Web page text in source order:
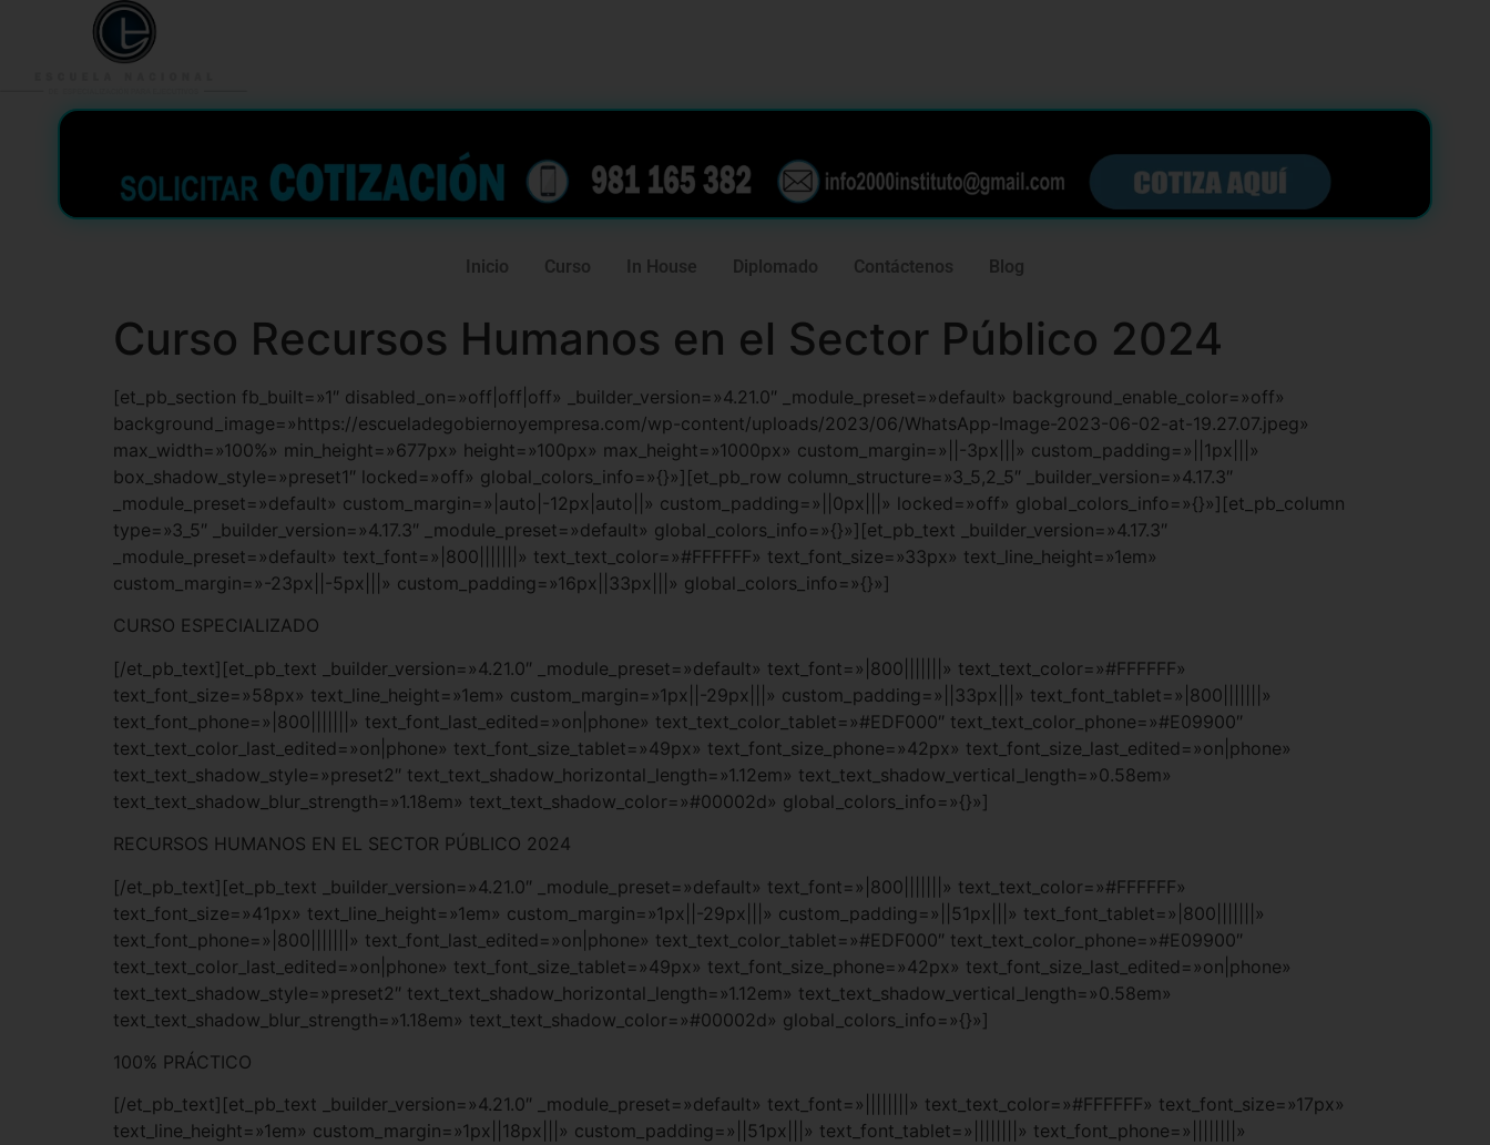
Inicio Curso In House Diplomado Contáctenos Blog
Curso Recursos Humanos en el Sector Público 2024
[et_pb_section fb_built=»1″ disabled_on=»off|off|off» _builder_version=»4.21.0″ _module_preset=»default» background_enable_color=»off»
background_image=»https://escueladegobiernoyempresa.com/wp-content/uploads/2023/06/WhatsApp-Image-2023-06-02-at-19.27.07.jpeg»
max_width=»100%» min_height=»677px» height=»100px» max_height=»1000px» custom_margin=»||-3px|||» custom_padding=»||1px|||»
box_shadow_style=»preset1″ locked=»off» global_colors_info=»{}»][et_pb_row column_structure=»3_5,2_5″ _builder_version=»4.17.3″
_module_preset=»default» custom_margin=»|auto|-12px|auto||» custom_padding=»||0px|||» locked=»off» global_colors_info=»{}»][et_pb_column
type=»3_5″ _builder_version=»4.17.3″ _module_preset=»default» global_colors_info=»{}»][et_pb_text _builder_version=»4.17.3″
_module_preset=»default» text_font=»|800|||||||» text_text_color=»#FFFFFF» text_font_size=»33px» text_line_height=»1em»
custom_margin=»-23px||-5px|||» custom_padding=»16px||33px|||» global_colors_info=»{}»]
CURSO ESPECIALIZADO
[/et_pb_text][et_pb_text _builder_version=»4.21.0″ _module_preset=»default» text_font=»|800|||||||» text_text_color=»#FFFFFF»
text_font_size=»58px» text_line_height=»1em» custom_margin=»1px||-29px|||» custom_padding=»||33px|||» text_font_tablet=»|800|||||||»
text_font_phone=»|800|||||||» text_font_last_edited=»on|phone» text_text_color_tablet=»#EDF000″ text_text_color_phone=»#E09900″
text_text_color_last_edited=»on|phone» text_font_size_tablet=»49px» text_font_size_phone=»42px» text_font_size_last_edited=»on|phone»
text_text_shadow_style=»preset2″ text_text_shadow_horizontal_length=»1.12em» text_text_shadow_vertical_length=»0.58em»
text_text_shadow_blur_strength=»1.18em» text_text_shadow_color=»#00002d» global_colors_info=»{}»]
RECURSOS HUMANOS EN EL SECTOR PÚBLICO 2024
[/et_pb_text][et_pb_text _builder_version=»4.21.0″ _module_preset=»default» text_font=»|800|||||||» text_text_color=»#FFFFFF»
text_font_size=»41px» text_line_height=»1em» custom_margin=»1px||-29px|||» custom_padding=»||51px|||» text_font_tablet=»|800|||||||»
text_font_phone=»|800|||||||» text_font_last_edited=»on|phone» text_text_color_tablet=»#EDF000″ text_text_color_phone=»#E09900″
text_text_color_last_edited=»on|phone» text_font_size_tablet=»49px» text_font_size_phone=»42px» text_font_size_last_edited=»on|phone»
text_text_shadow_style=»preset2″ text_text_shadow_horizontal_length=»1.12em» text_text_shadow_vertical_length=»0.58em»
text_text_shadow_blur_strength=»1.18em» text_text_shadow_color=»#00002d» global_colors_info=»{}»]
100% PRÁCTICO
[/et_pb_text][et_pb_text _builder_version=»4.21.0″ _module_preset=»default» text_font=»||||||||» text_text_color=»#FFFFFF» text_font_size=»17px»
text_line_height=»1em» custom_margin=»1px||18px|||» custom_padding=»||51px|||» text_font_tablet=»||||||||» text_font_phone=»||||||||»